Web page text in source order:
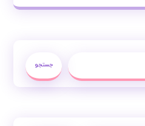
جستجو